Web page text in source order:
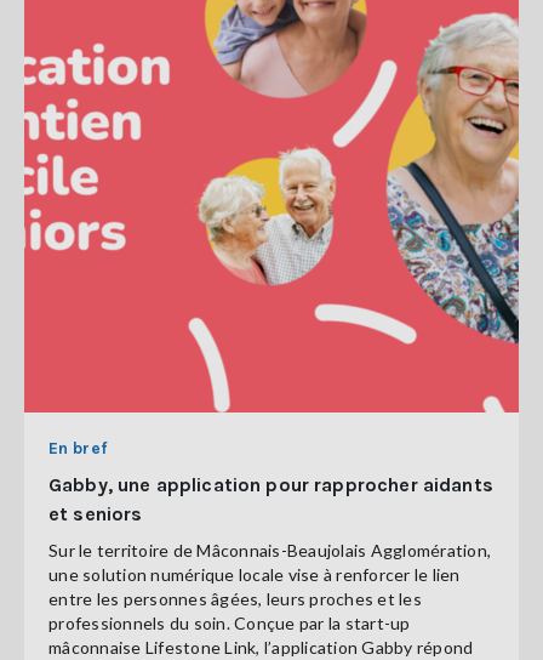
En bref
Gabby, une application pour rapprocher aidants
et seniors
Sur le territoire de Mâconnais-Beaujolais Agglomération,
une solution numérique locale vise à renforcer le lien
entre les personnes âgées, leurs proches et les
professionnels du soin. Conçue par la start-up
mâconnaise Lifestone Link, l’application Gabby répond